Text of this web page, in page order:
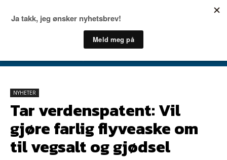
NYHETER
Tar verdenspatent: Vil
gjøre farlig flyveaske om
til vegsalt og gjødsel